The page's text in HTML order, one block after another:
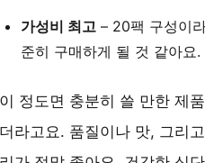
가성비 최고 – 20팩 구성이
준히 구매하게 될 것 같아요.
이 정도면 충분히 쓸 만한 제
더라고요. 품질이나 맛, 그리